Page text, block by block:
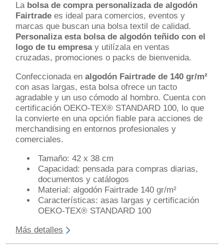
La bolsa de compra personalizada de algodón
Fairtrade es ideal para comercios, eventos y
marcas que buscan una bolsa textil de calidad.
Personaliza esta bolsa de algodón teñido con el
logo de tu empresay utilízala en ventas
cruzadas, promociones o packs de bienvenida.
Confeccionada enalgodón Fairtrade de 140 gr/m²
con asas largas, esta bolsa ofrece un tacto
agradable y un uso cómodo al hombro. Cuenta con
certificación OEKO-TEX® STANDARD 100, lo que
la convierte en una opción fiable para acciones de
merchandising en entornos profesionales y
comerciales.
Tamaño: 42 x 38 cm
Capacidad: pensada para compras diarias,
documentos y catálogos
Material: algodón Fairtrade 140 gr/m²
Características: asas largas y certificación
OEKO-TEX® STANDARD 100
Más detalles